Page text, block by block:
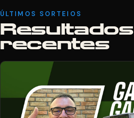
ÚLTIMOS SORTEIOS
Resultados
recentes